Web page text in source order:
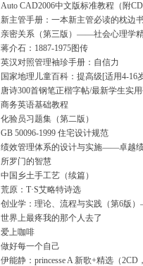
Auto CAD2006中文版标准教程（附
新主管手册：一本新主管必读的枕边
亲密关系（第三版）——社会心理学
蒋介石：1887-1975图传
英汉对照管理袖珍手册：自信力
国家地理儿童百科：提高级[适用4-16
唐诗300首钢笔正楷字帖/最新学生实
商务英语基础教程
化验员习题集（第二版）
GB 50096-1999 住宅设计规范
绩效管理体系的设计与实施——卓越
所罗门的智慧
中国乡土手工艺（续篇）
荒原：T·S艾略特诗选
创业学：理论、流程与实践（第6版
世界上最疼我的那个人去了
爱上咖啡
做好每一个自己
伊能静：princesse A 新歌+精选（2CD